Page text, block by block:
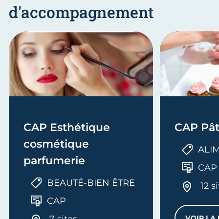
d'accompagnement
CAP Esthétique
cosmétique
parfumerie
BEAUTÉ-BIEN ÊTRE
CAP
CAP
CAP
12